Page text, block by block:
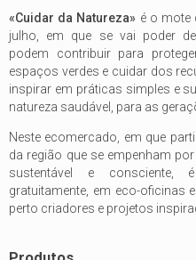
«Cuidar da Natureza» é o mote
julho, em que se vai poder
podem contribuir para
espaços verdes e cuidar dos
inspirar em práticas simples e
natureza saudável, para as
Neste ecomercado, em que
da região que se empenham
sustentável e consciente,
gratuitamente, em eco-oficinas
perto criadores e projetos